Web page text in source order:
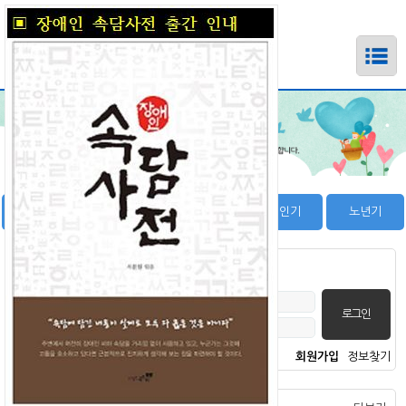
하위메뉴
하위메뉴
하위메뉴
하위메뉴
영유아기 학령기 성인기 노년기
회원로그인
회원가입 정보찾기